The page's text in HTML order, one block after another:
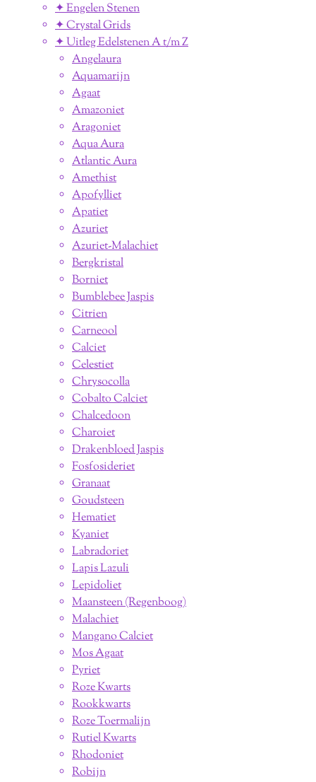
✦ Engelen Stenen
✦ Crystal Grids
✦ Uitleg Edelstenen A t/m Z
Angelaura
Aquamarijn
Agaat
Amazoniet
Aragoniet
Aqua Aura
Atlantic Aura
Amethist
Apofylliet
Apatiet
Azuriet
Azuriet-Malachiet
Bergkristal
Borniet
Bumblebee Jaspis
Citrien
Carneool
Calciet
Celestiet
Chrysocolla
Cobalto Calciet
Chalcedoon
Charoiet
Drakenbloed Jaspis
Fosfosideriet
Granaat
Goudsteen
Hematiet
Kyaniet
Labradoriet
Lapis Lazuli
Lepidoliet
Maansteen (Regenboog)
Malachiet
Mangano Calciet
Mos Agaat
Pyriet
Roze Kwarts
Rookkwarts
Roze Toermalijn
Rutiel Kwarts
Rhodoniet
Robijn